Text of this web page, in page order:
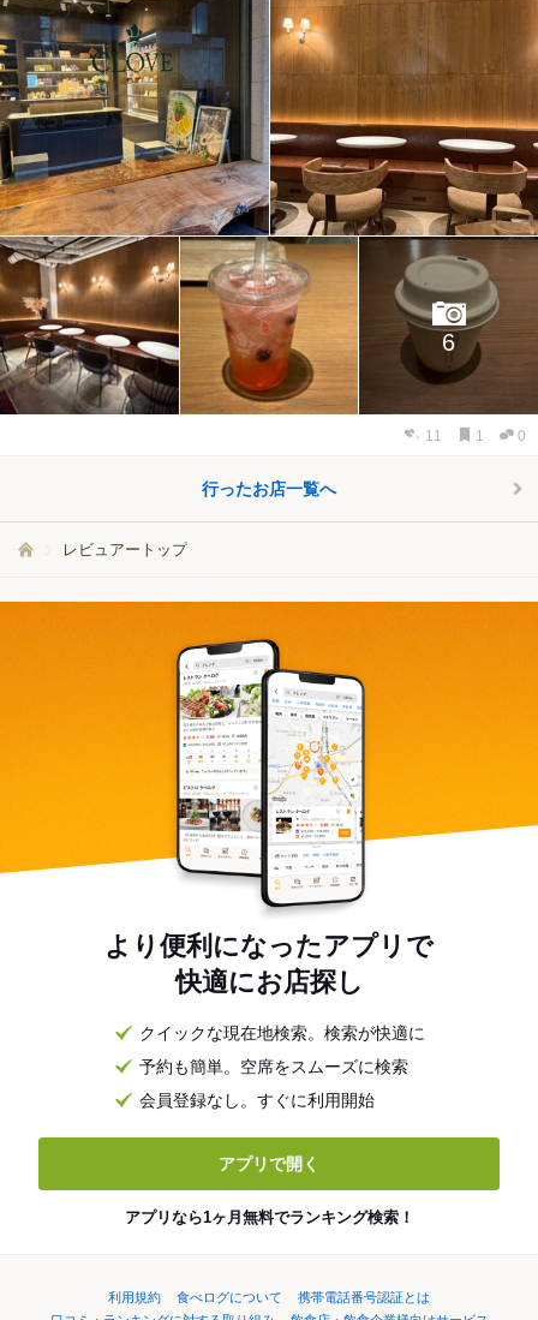
6
11 1 0
行ったお店一覧へ
レビュアートップ
より便利になったアプリで
快適にお店探し
クイックな現在地検索。検索が快適に
予約も簡単。空席をスムーズに検索
会員登録なし。すぐに利用開始
アプリで開く
アプリなら1ヶ月無料でランキング検索！
利用規約 食べログについて
携帯電話番号認証とは